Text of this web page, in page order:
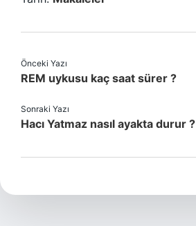
Önceki Yazı
REM uykusu kaç saat sürer ?
Sonraki Yazı
Hacı Yatmaz nasıl ayakta durur ?